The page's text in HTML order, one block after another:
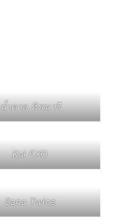
น้ำตาล ทิพนารี
Kai EXO
Sana Twice